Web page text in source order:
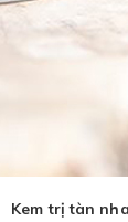
Kem trị tàn